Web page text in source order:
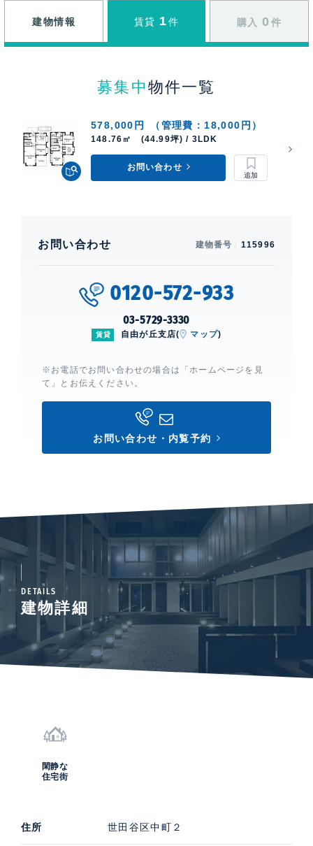
建物情報 賃貸 1 件 購入 0 件
募集中 物件一覧
578,000円 （管理費：18,000円）
148.76㎡ (44.99坪) / 3LDK
お問い合わせ
お問い合わせ 建物番号 115996
0120-572-933
03-5729-3330
賃貸 自由が丘支店( マップ)
※お電話でお問い合わせの場合は「ホームページを見
て」とお伝えください。
お問い合わせ・内覧予約
DETAILS
建物詳細
閑静な
住宅街
住所 世田谷区中町２